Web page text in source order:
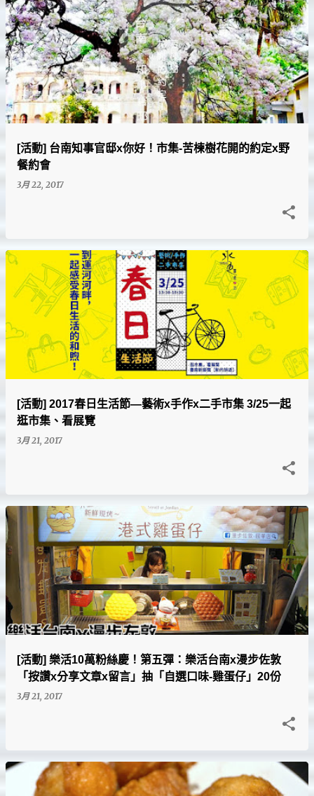
[活動] 台南知事官邸x你好！市集-苦楝樹花開的約定x野
餐約會
3月 22, 2017
[活動] 2017春日生活節—藝術x手作x二手市集 3/25一起
逛市集、看展覽
3月 21, 2017
[活動] 樂活10萬粉絲慶！第五彈：樂活台南x漫步佐敦
「按讚x分享文章x留言」抽「自選口味-雞蛋仔」20份
3月 21, 2017